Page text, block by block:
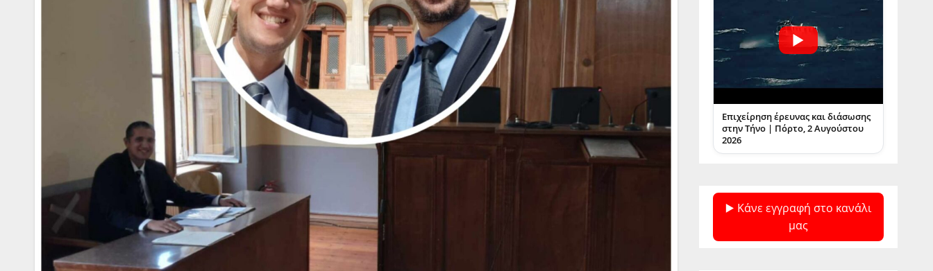
Επιχείρηση έρευνας και διάσωσης
στην Τήνο | Πόρτο, 2 Αυγούστου
2026
▶️ Κάνε εγγραφή στο κανάλι
μας